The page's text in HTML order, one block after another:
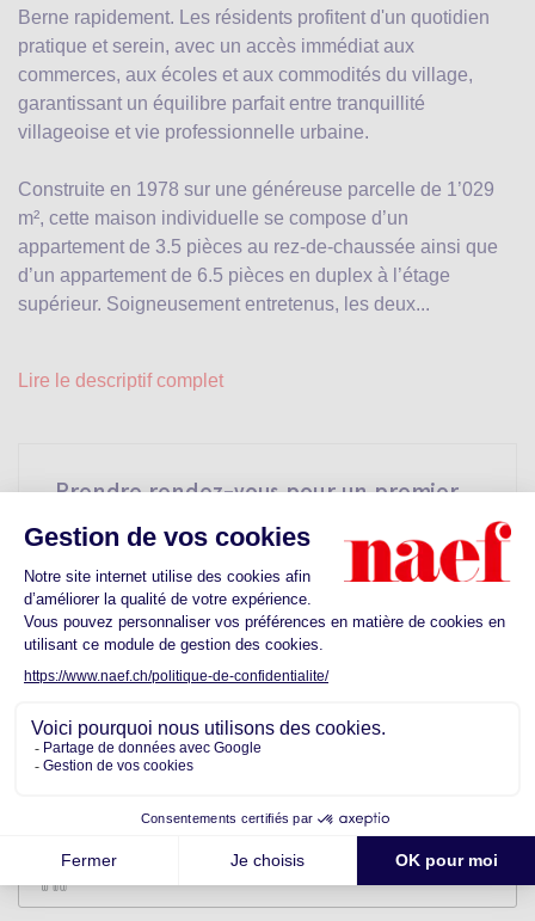
Berne rapidement. Les résidents profitent d'un quotidien
pratique et serein, avec un accès immédiat aux
commerces, aux écoles et aux commodités du village,
garantissant un équilibre parfait entre tranquillité
villageoise et vie professionnelle urbaine.
Construite en 1978 sur une généreuse parcelle de 1’029
m², cette maison individuelle se compose d’un
appartement de 3.5 pièces au rez-de-chaussée ainsi que
d’un appartement de 6.5 pièces en duplex à l’étage
supérieur. Soigneusement entretenus, les deux...
Lire le descriptif complet
Prendre rendez-vous pour un premier
10
Aout
11
Aout
Mercredi
12
Découvrez les commodités proches de